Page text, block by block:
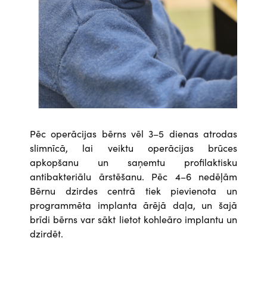
Pēc operācijas bērns vēl 3–5 dienas atrodas
slimnīcā, lai veiktu operācijas brūces
apkopšanu un saņemtu profilaktisku
antibakteriālu ārstēšanu. Pēc 4–6 nedēļām
Bērnu dzirdes centrā tiek pievienota un
programmēta implanta ārējā daļa, un šajā
brīdi bērns var sākt lietot kohleāro implantu un
dzirdēt.